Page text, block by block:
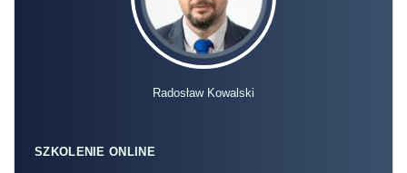
Radosław Kowalski
SZKOLENIE ONLINE